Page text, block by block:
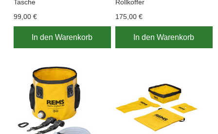
Tasche
99,00 €
In den Warenkorb
Rollkoffer
175,00 €
In den Warenkorb